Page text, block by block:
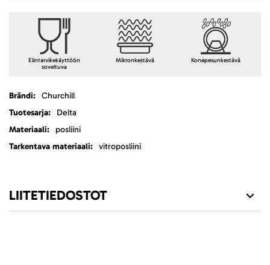
Elintarvikekäyttöön
soveltuva
Mikronkestävä Konepesunkestävä
LisätietojaChurchill
Delta
posliini
vitroposliini
LIITETIEDOSTOT